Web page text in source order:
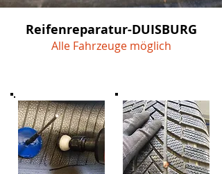
Reifenreparatur-DUISBURG
Alle Fahrzeuge möglich